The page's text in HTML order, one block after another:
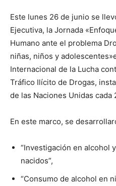
Este lunes 26 de junio se
Ejecutiva, la Jornada
Humano ante el problema
niñas, niños y
Internacional de la Lucha
Tráfico Ilícito de Drogas,
de las Naciones Unidas cada
En este marco, se
“Investigación en alcohol
nacidos”,
“Consumo de alcohol en